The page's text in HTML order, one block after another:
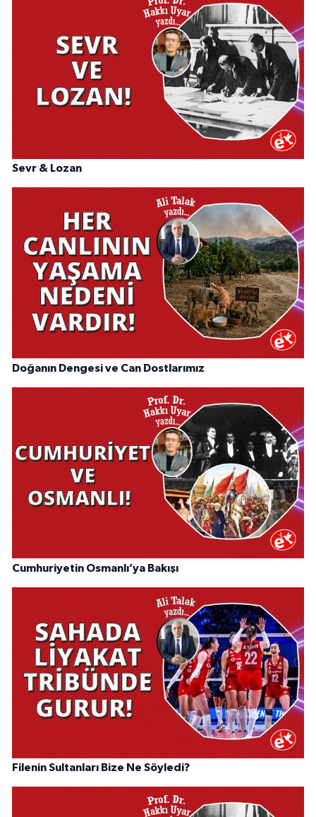
Sevr & Lozan
Doğanın Dengesi ve Can Dostlarımız
Cumhuriyetin Osmanlı’ya Bakışı
Filenin Sultanları Bize Ne Söyledi?